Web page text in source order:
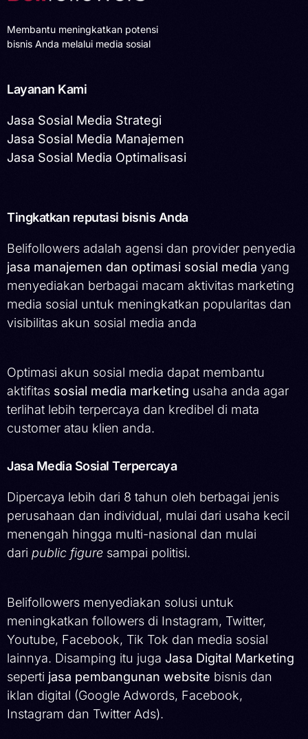
Membantu meningkatkan potensi
bisnis Anda melalui media sosial
Layanan Kami
Jasa Sosial Media Strategi
Jasa Sosial Media Manajemen
Jasa Sosial Media Optimalisasi
Tingkatkan reputasi bisnis Anda
Belifollowers adalah agensi dan provider penyedia
jasa manajemen dan optimasi sosial media yang
menyediakan berbagai macam aktivitas marketing
media sosial untuk meningkatkan popularitas dan
visibilitas akun sosial media anda
Optimasi akun sosial media dapat membantu
aktifitas sosial media marketing usaha anda agar
terlihat lebih terpercaya dan kredibel di mata
customer atau klien anda.
Jasa Media Sosial Terpercaya
Dipercaya lebih dari 8 tahun oleh berbagai jenis
perusahaan dan individual, mulai dari usaha kecil
menengah hingga multi-nasional dan mulai
dari public figure sampai politisi.
Belifollowers menyediakan solusi untuk
meningkatkan followers di Instagram, Twitter,
Youtube, Facebook, Tik Tok dan media sosial
lainnya. Disamping itu juga Jasa Digital Marketing
seperti jasa pembangunan website bisnis dan
iklan digital (Google Adwords, Facebook,
Instagram dan Twitter Ads).